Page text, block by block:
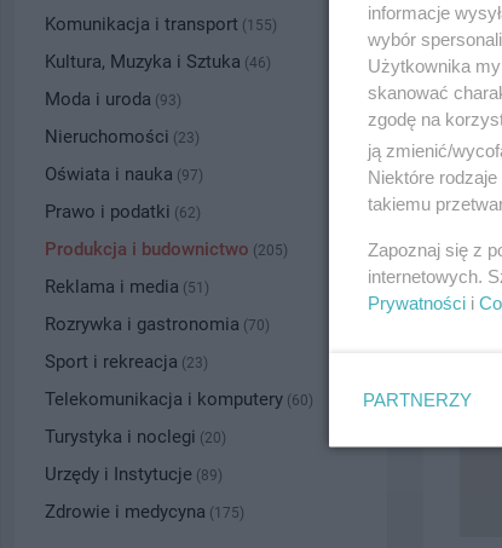
Komunikacja i transport (155)
Kultura, Muzyka i Sztuka (46)
Moda i uroda (93)
Nieruchomości (23)
Oświata i nauka (97)
Prawo i podatki (62)
Produkcja i budownictwo (205)
Reklama i media (51)
Rozrywka i gastronomia (70)
Sport i rekreacja (23)
Telekomunikacja i komputery (60)
Turystyka i noclegi (20)
Urzędy i Instytucje (89)
Zdrowie i medycyna (175)
informacje
wybór
Użytkownika
skanować
zgodę na
ją zmienić/
Niektóre
takiemu
Zapoznaj się z
internetowych.
Prywatności i
PARTNERZY